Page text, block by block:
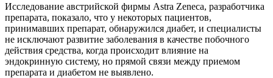
Исследование австрийской фирмы Astra Zeneca, разработчика
препарата, показало, что у некоторых пациентов,
принимавших препарат, обнаружился диабет, и специалисты
не исключают развитие заболевания в качестве побочного
действия средства, когда происходит влияние на
эндокринную систему, но прямой связи между приемом
препарата и диабетом не выявлено.